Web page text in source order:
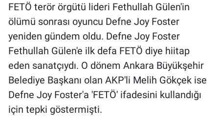
FETÖ terör örgütü lideri Fethullah Gülen'in
ölümü sonrası oyuncu Defne Joy Foster
yeniden gündem oldu. Defne Joy Foster
Fethullah Gülen'e ilk defa FETÖ diye hiitap
eden sanatçıydı. O dönem Ankara Büyükşehir
Belediye Başkanı olan AKP'li Melih Gökçek ise
Defne Joy Foster'a 'FETÖ' ifadesini kullandığı
için tepki göstermişti.
Kültür Sanat
Ne demişti
Nedir
Popüler
Programlar